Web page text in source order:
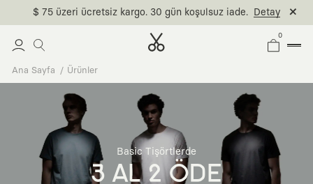
$ 75 üzeri ücretsiz kargo. 30 gün koşulsuz iade. Detay
0
Ana Sayfa Ürünler
Basic Tişörtlerde
3 AL 2 ÖDE